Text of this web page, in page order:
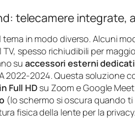
telecamere integrate,
tema in modo diverso. Alcuni
spesso richiudibili per
suaccessori esterni dedicati
2022-2024. Questa soluzione
Full HD su Zoom e Google
(lo schermo si oscura quando
fisica della lente per la privacy.